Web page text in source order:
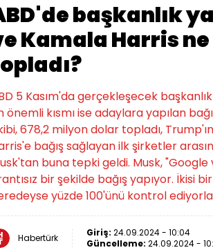
başkanlık
Kamala Harris
5 Kasım'da gerçekleşecek
önemli kısmı ise adaylara yapılan
678,2 milyon dolar topladı,
bağış sağlayan ilk şirketler
buna tepki geldi. Musk,
bir şekilde bağış yapıyor. İkisi
yüzde 100'ünü kontrol
Habertürk Giriş: 24.09.2024 - 10:04
Güncelleme: 24.09.2024 -